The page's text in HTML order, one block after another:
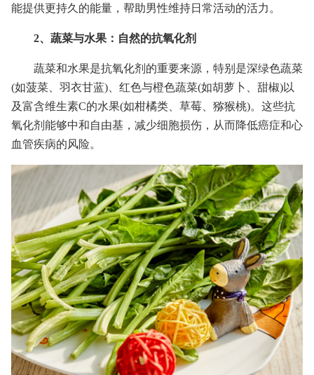
能提供更持久的能量，帮助男性维持日常活动的活力。
2、蔬菜与水果：自然的抗氧化剂
蔬菜和水果是抗氧化剂的重要来源，特别是深绿色蔬菜
(如菠菜、羽衣甘蓝)、红色与橙色蔬菜(如胡萝卜、甜椒)以
及富含维生素C的水果(如柑橘类、草莓、猕猴桃)。这些抗
氧化剂能够中和自由基，减少细胞损伤，从而降低癌症和心
血管疾病的风险。